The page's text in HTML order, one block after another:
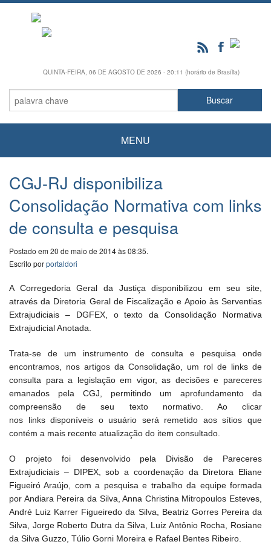
QUINTA-FEIRA, 06 DE AGOSTO DE 2026 - 20:11 (horário de Brasília)
MENU
CGJ-RJ disponibiliza
Consolidação Normativa com links
de consulta e pesquisa
Postado em 20 de maio de 2014 às 08:35.
Escrito porportaldori
A Corregedoria Geral da Justiça disponibilizou em seu site,
através da Diretoria Geral de Fiscalização e Apoio às Serventias
Extrajudiciais – DGFEX, o texto da Consolidação Normativa
Extrajudicial Anotada.
Trata-se de um instrumento de consulta e pesquisa onde
encontramos, nos artigos da Consolidação, um rol de links de
consulta para a legislação em vigor, as decisões e pareceres
emanados pela CGJ, permitindo um aprofundamento da
compreensão de seu texto normativo. Ao clicar
nos links disponíveis o usuário será remetido aos sítios que
contém a mais recente atualização do item consultado.
O projeto foi desenvolvido pela Divisão de Pareceres
Extrajudiciais – DIPEX, sob a coordenação da Diretora Eliane
Figueiró Araújo, com a pesquisa e trabalho da equipe formada
por Andiara Pereira da Silva, Anna Christina Mitropoulos Esteves,
André Luiz Karrer Figueiredo da Silva, Beatriz Gorres Pereira da
Silva, Jorge Roberto Dutra da Silva, Luiz Antônio Rocha, Rosiane
da Silva Guzzo, Túlio Gorni Moreira e Rafael Bentes Ribeiro.